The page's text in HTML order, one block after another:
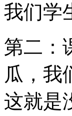
我们学
第二：
瓜，我
这就是